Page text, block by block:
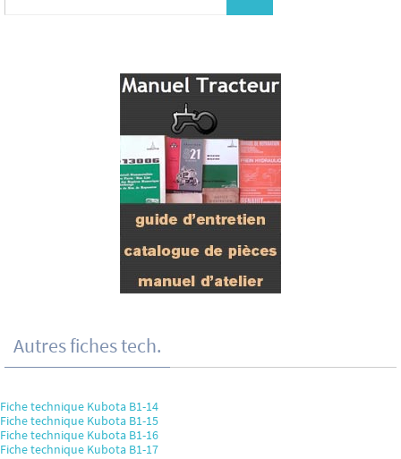
Autres fiches tech.
Fiche technique Kubota B1-14
Fiche technique Kubota B1-15
Fiche technique Kubota B1-16
Fiche technique Kubota B1-17